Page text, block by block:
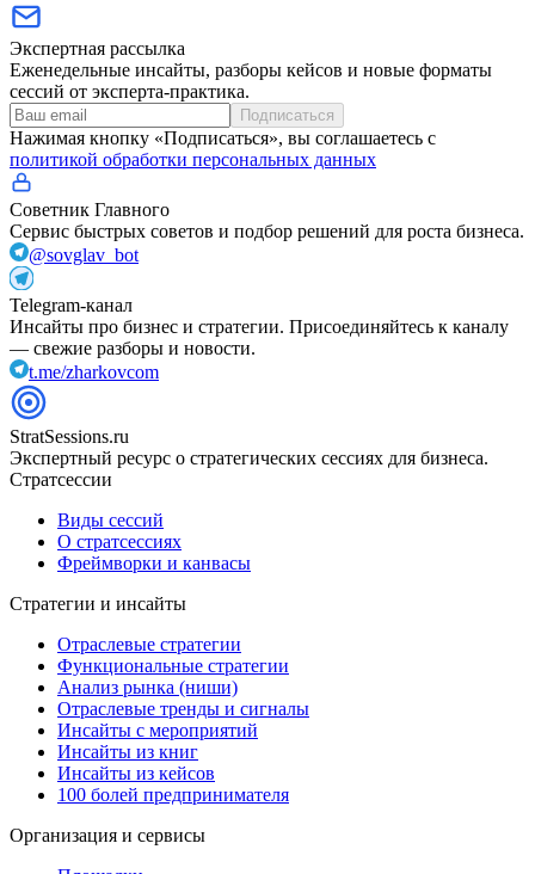
Экспертная рассылка
Еженедельные инсайты, разборы кейсов и новые форматы
сессий от эксперта-практика.
Подписаться
Нажимая кнопку «Подписаться», вы соглашаетесь с
политикой обработки персональных данных
Советник Главного
Сервис быстрых советов и подбор решений для роста бизнеса.
@sovglav_bot
Telegram-канал
Инсайты про бизнес и стратегии. Присоединяйтесь к каналу
— свежие разборы и новости.
t.me/zharkovcom
StratSessions.ru
Экспертный ресурс о стратегических сессиях для бизнеса.
Стратсессии
Виды сессий
О стратсессиях
Фреймворки и канвасы
Стратегии и инсайты
Отраслевые стратегии
Функциональные стратегии
Анализ рынка (ниши)
Отраслевые тренды и сигналы
Инсайты с мероприятий
Инсайты из книг
Инсайты из кейсов
100 болей предпринимателя
Организация и сервисы